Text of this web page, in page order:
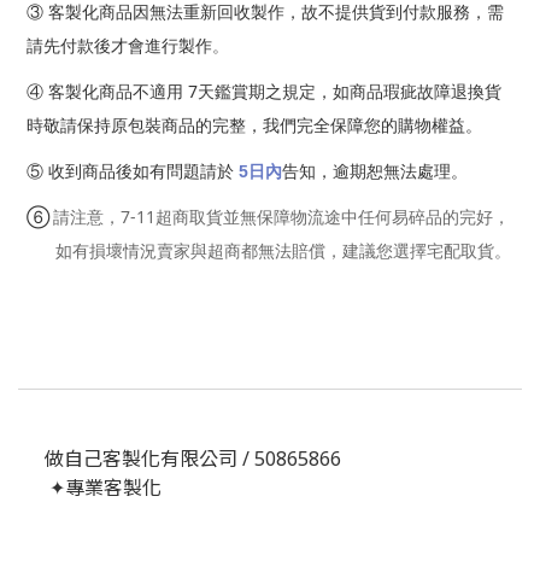
③ 客製化商品因無法重新回收製作，故不提供貨到付款服務，需
請先付款後才會進行製作。
④ 客製化商品不適用 7天鑑賞期之規定，如商品瑕疵故障退換貨
時敬請保持原包裝商品的完整，我們完全保障您的購物權益。
⑤ 收到商品後如有問題請於 5日內告知，逾期恕無法處理。
⑥請注意， 7-11 超商取貨並無保障物流途中任何易碎品的完好，
如有損壞情況賣家與超商都無法賠償，建議您選擇宅配取貨。
做自己客製化有限公司 / 50865866
✦專業客製化